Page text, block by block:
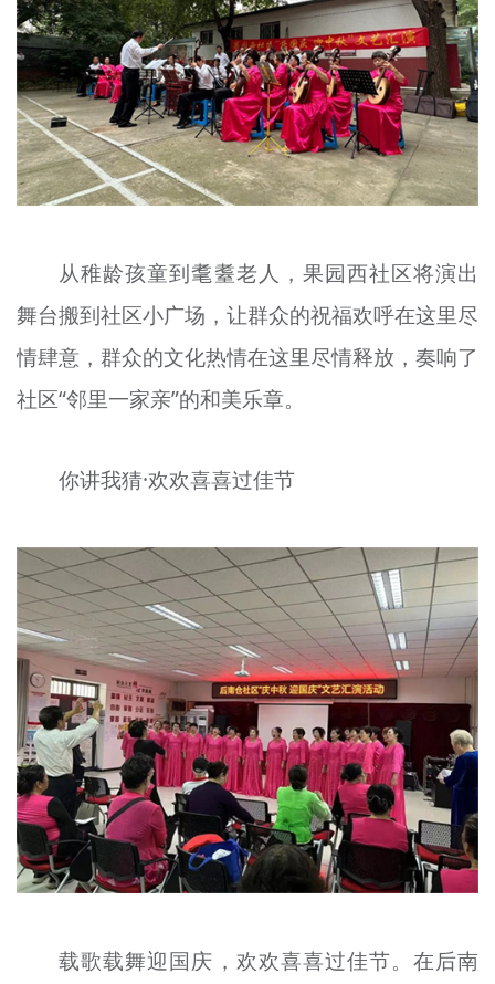
从稚龄孩童到耄耋老人，果园西社区将演出
舞台搬到社区小广场，让群众的祝福欢呼在这里尽
情肆意，群众的文化热情在这里尽情释放，奏响了
社区“邻里一家亲”的和美乐章。
你讲我猜·欢欢喜喜过佳节
载歌载舞迎国庆，欢欢喜喜过佳节。在后南